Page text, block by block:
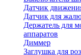
Датчик
Датчик для
Держатель для
аппаратов
Диммер
Заглушка для